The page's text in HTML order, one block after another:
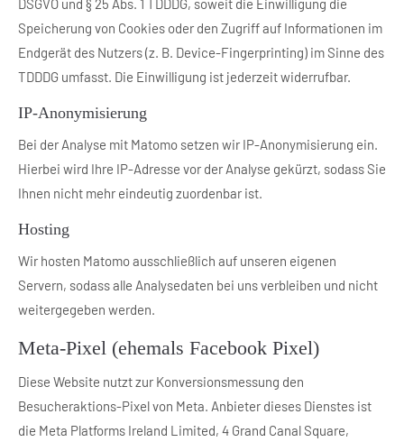
DSGVO und § 25 Abs. 1 TDDDG, soweit die Einwilligung die
Speicherung von Cookies oder den Zugriff auf Informationen im
Endgerät des Nutzers (z. B. Device-Fingerprinting) im Sinne des
TDDDG umfasst. Die Einwilligung ist jederzeit widerrufbar.
IP-Anonymisierung
Bei der Analyse mit Matomo setzen wir IP-Anonymisierung ein.
Hierbei wird Ihre IP-Adresse vor der Analyse gekürzt, sodass Sie
Ihnen nicht mehr eindeutig zuordenbar ist.
Hosting
Wir hosten Matomo ausschließlich auf unseren eigenen
Servern, sodass alle Analysedaten bei uns verbleiben und nicht
weitergegeben werden.
Meta-Pixel (ehemals Facebook Pixel)
Diese Website nutzt zur Konversionsmessung den
Besucheraktions-Pixel von Meta. Anbieter dieses Dienstes ist
die Meta Platforms Ireland Limited, 4 Grand Canal Square,